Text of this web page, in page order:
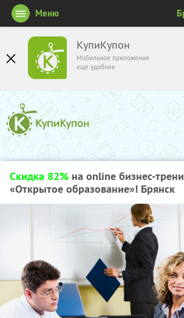
КупиКупон
Мобильное приложение
ещё удобнее
Меню
Скидка 82% на online бизнес-
«Открытое образование»! Брянск